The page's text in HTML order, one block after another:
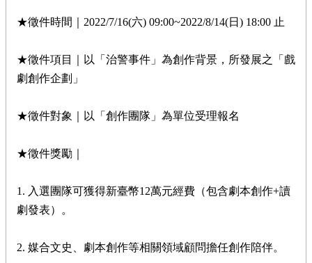
★徵件時間｜2022/7/16(六) 09:00~2022/8/14(日) 18:00 止
★徵件項目｜以「治警事件」為創作背景，所發展之「戲
劇創作企劃」
★徵件對象｜以「創作團隊」為單位受理報名
★徵件獎勵｜
1. 入選團隊可獲得新臺幣12萬元經費（包含劇本創作+讀
劇發表）。
2. 媒合文史、劇本創作等相關領域顧問擔任創作陪伴。